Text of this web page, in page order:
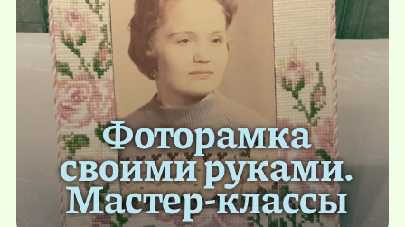
Фоторамка
своими руками.
Мастер-классы